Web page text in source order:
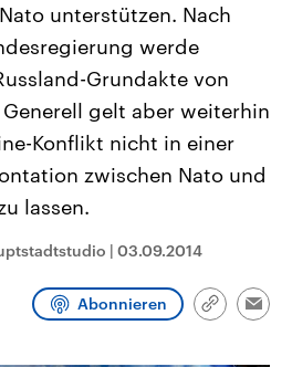
6.
aus
Berichte
Parteien
Aktuelle Beiträge,
Hintergründe
Wirtschaftlich und
gehören die Vereinigten
den mächtigsten Ländern
mit großem Einfluss auf
Podcasts
unterstützen. Nach
werde
Grundakte von
gelt aber weiterhin
Konflikt nicht in einer
zwischen Nato und
lassen.
| 03.09.2014
Abonnieren
Link